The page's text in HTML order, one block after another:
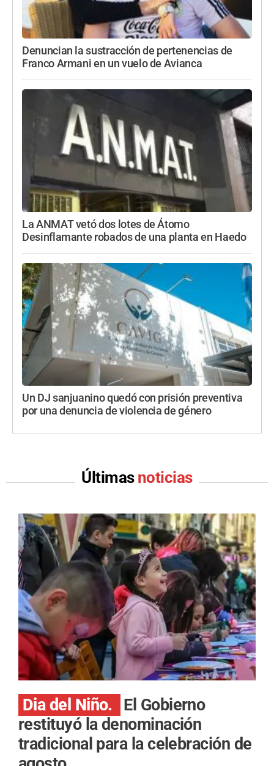
Denuncian la sustracción de pertenencias de
Franco Armani en un vuelo de Avianca
La ANMAT vetó dos lotes de Átomo
Desinflamante robados de una planta en Haedo
Un DJ sanjuanino quedó con prisión preventiva
por una denuncia de violencia de género
Últimas noticias
Dia del Niño.
El Gobierno
restituyó la denominación
tradicional para la celebración de